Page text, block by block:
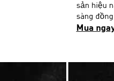
sản hiệu
sàng
phá.
Mua